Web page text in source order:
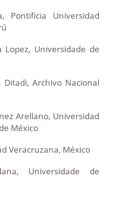
Pontificia Universidad
Universidade de
Ditadi, Archivo Nacional
Arellano, Universidad
México
Veracruzana, México
Universidade de